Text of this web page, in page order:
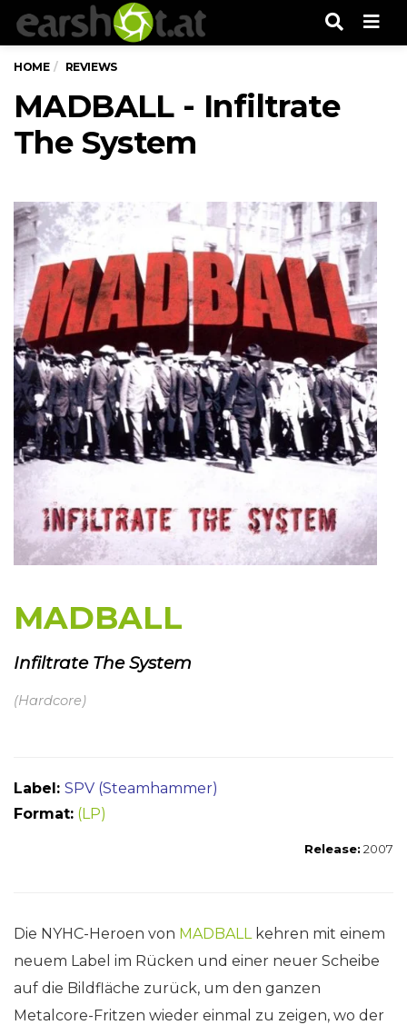
HOME REVIEWS
MADBALL - Infiltrate
The System
MADBALL
Infiltrate The System
(Hardcore)
Label: SPV (Steamhammer)
Format: (LP)
Release: 2007
Die NYHC-Heroen von MADBALLkehren mit einem
neuem Label im Rücken und einer neuer Scheibe
auf die Bildfläche zurück, um den ganzen
Metalcore-Fritzen wieder einmal zu zeigen, wo der